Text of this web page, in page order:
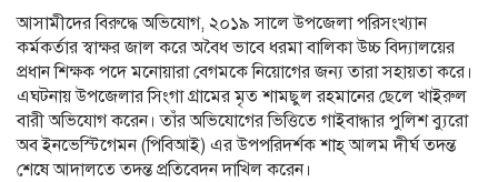
আসামীদের বিরুদ্ধে অভিযোগ, ২০১৯ সালে উপজেলা পরিসংখ্যান
কর্মকর্তার স্বাক্ষর জাল করে অবৈধ ভাবে ধরমা বালিকা উচ্চ বিদ্যালয়ের
প্রধান শিক্ষক পদে মনোয়ারা বেগমকে নিয়োগের জন্য তারা সহায়তা করে।
এঘটনায় উপজেলার সিংগা গ্রামের মৃত শামছুল রহমানের ছেলে খাইরুল
বারী অভিযোগ করেন। তাঁর অভিযোগের ভিত্তিতে গাইবান্ধার পুলিশ ব্যুরো
অব ইনভেস্টিগেমন (পিবিআই) এর উপপরিদর্শক শাহ্ আলম দীর্ঘ তদন্ত
শেষে আদালতে তদন্ত প্রতিবেদন দাখিল করেন।